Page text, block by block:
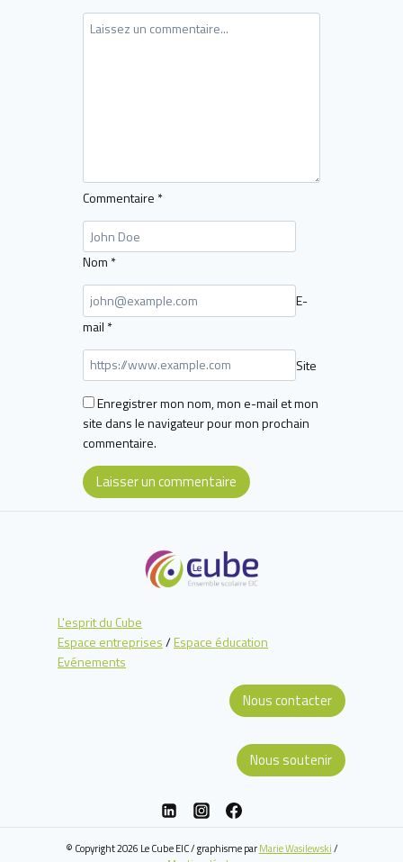
Commentaire *
Nom *
E-
mail *
Site
Enregistrer mon nom, mon e-mail et mon
site dans le navigateur pour mon prochain
commentaire.
L'esprit du Cube
Espace entreprises/Espace éducation
Evénements
Nous contacter
Nous soutenir
© Copyright 2026 Le Cube EIC / graphisme parMarie Wasilewski/